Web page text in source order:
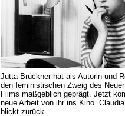
Jutta Brückner hat als Autorin und
den feministischen Zweig des
Films maßgeblich geprägt. Jetzt
neue Arbeit von ihr ins Kino.
blickt zurück.